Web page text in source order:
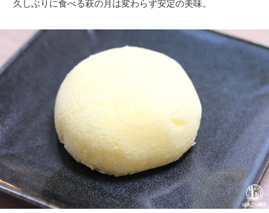
久しぶりに食べる萩の月は変わらず安定の美味。